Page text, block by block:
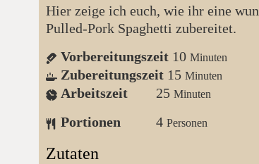
Hier zeige ich euch, wie ihr eine wunderbar leckere
Pulled-Pork Spaghetti zubereitet.
Vorbereitungszeit 10 Minuten
Zubereitungszeit 15 Minuten
Arbeitszeit 25 Minuten
Portionen 4 Personen
Zutaten